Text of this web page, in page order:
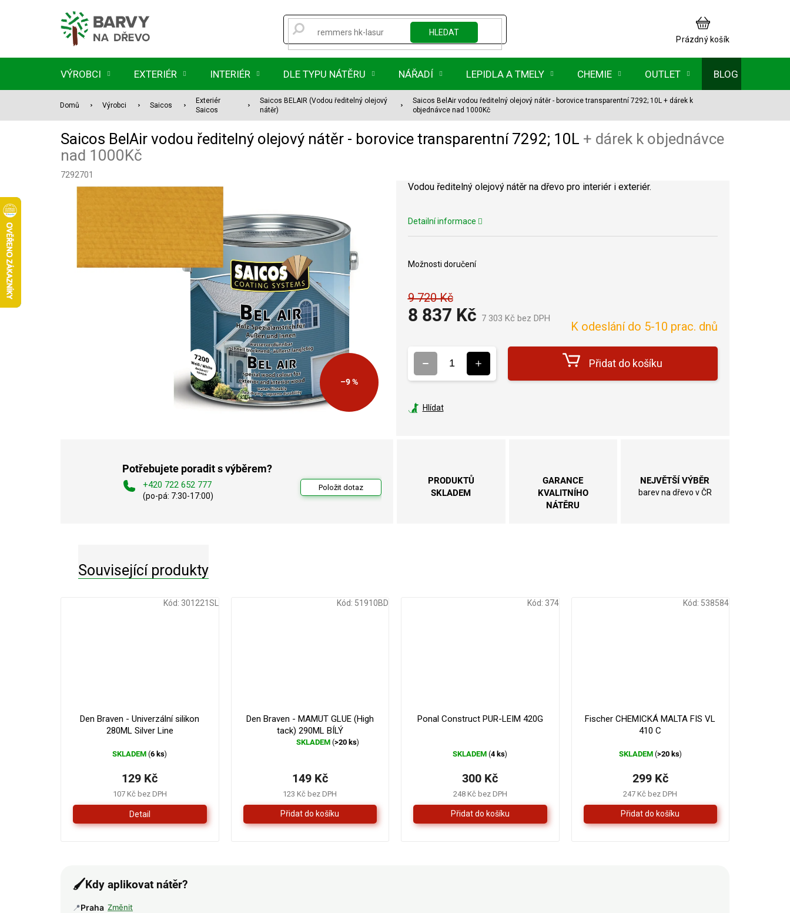
HLEDAT
NÁKUPNÍ
KOŠÍK
Prázdný košík
VÝROBCI EXTERIÉR INTERIÉR DLE TYPU NÁTĚRU NÁŘADÍ LEPIDLA A TMELY CHEMIE OUTLET BLOG
Domů Výrobci Saicos
Exteriér
Saicos
Saicos BELAIR (Vodou ředitelný olejový
nátěr)
Saicos BelAir vodou ředitelný olejový nátěr - borovice transparentní 7292; 10L + dárek k
objednávce nad 1000Kč
Saicos BelAir vodou ředitelný olejový nátěr - borovice transparentní 7292; 10L + dárek k objednávce
nad 1000Kč
7292701
–9 %
9 720 Kč
8 837 Kč 7 303 Kč bez DPH
MěrnáK odeslání do 5-10 prac. dnů
Možnosti doručení
Přidat do košíku
Vodou ředitelný olejový nátěr na dřevo pro interiér i exteriér.
Detailní informace
Hlídat
Potřebujete poradit s výběrem?
+420 722 652 777
(po-pá: 7:30-17:00)
Položit dotaz
PRODUKTŮ
SKLADEM
GARANCE
KVALITNÍHO
NÁTĚRU
NEJVĚTŠÍ VÝBĚR
barev na dřevo v ČR
Související produkty
Den Braven - Univerzální silikon
280ML Silver Line
SKLADEM(6 ks)
107 Kč bez DPH
129 Kč
Detail
Kód: 301221SL
Den Braven - MAMUT GLUE (High
tack) 290ML BÍLÝ
Průměrné
z
hvězdiček.
SKLADEM (>20 ks)
123 Kč bez DPH
149 Kč
Kód: 51910BD
Ponal Construct PUR-LEIM 420G
SKLADEM(4 ks)
248 Kč bez DPH
300 Kč
Kód: 374
Fischer CHEMICKÁ MALTA FIS VL
410 C
SKLADEM (>20 ks)
247 Kč bez DPH
299 Kč
Kód: 538584
🖌️Kdy aplikovat nátěr?
📍Praha Změnit